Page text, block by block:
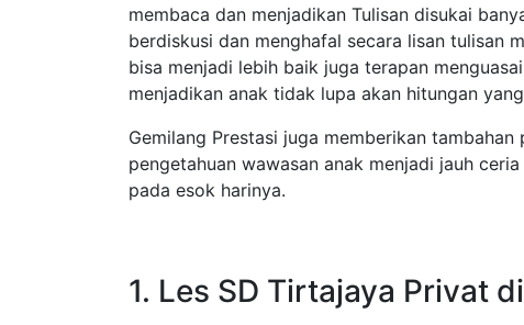
membaca dan menjadikan Tulisan disukai
berdiskusi dan menghafal secara lisan tulisan
bisa menjadi lebih baik juga terapan
menjadikan anak tidak lupa akan hitungan
Gemilang Prestasi juga memberikan
pengetahuan wawasan anak menjadi jauh
pada esok harinya.
1. Les SD Tirtajaya Privat